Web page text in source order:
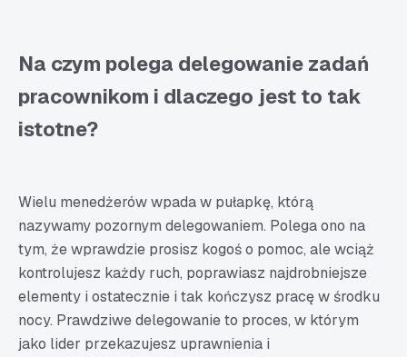
Czym jest delegowanie zadań i jak robić to dobrze –
FAQ – skuteczne delegowanie zadańCo to znaczy
delegować zadania?
Jak delegować obowiązki?
Na czym polega delegowanie zadań
pracownikom i dlaczego jest to tak
istotne?
Wielu menedżerów wpada w pułapkę, którą
nazywamy pozornym delegowaniem. Polega ono na
tym, że wprawdzie prosisz kogoś o pomoc, ale wciąż
kontrolujesz każdy ruch, poprawiasz najdrobniejsze
elementy i ostatecznie i tak kończysz pracę w środku
nocy. Prawdziwe delegowanie to proces, w którym
jako lider przekazujesz uprawnienia i